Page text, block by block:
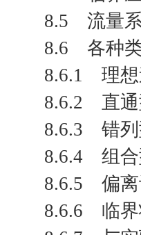
8.5 流量
8.6 各种
8.6.1 理想
8.6.2 直通
8.6.3 错列
8.6.4 组合
8.6.5 偏离
8.6.6 临界